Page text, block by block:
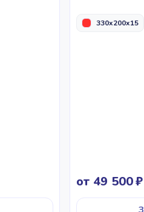
330x200x15
от 49 500